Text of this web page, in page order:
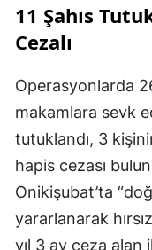
11 Şahıs
Cezalı
Operasyonlarda
makamlara sevk
tutuklandı, 3
hapis cezası
Onikişubat’ta
yararlanarak
yıl 3 ay ceza alan